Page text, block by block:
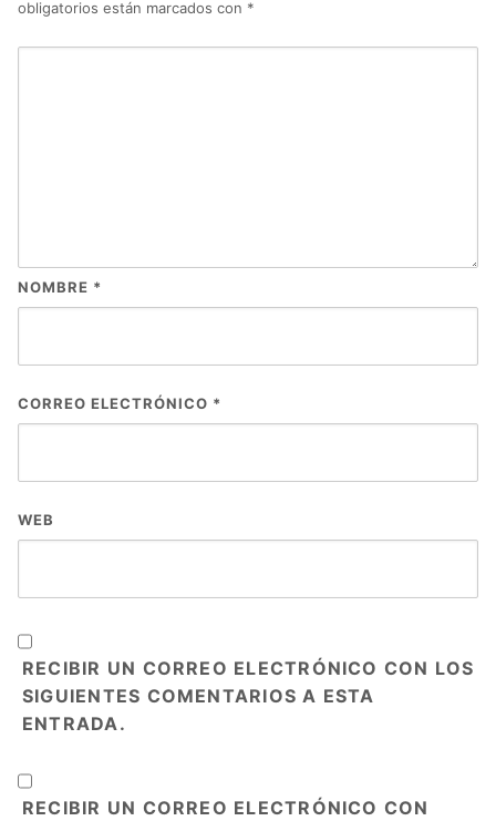
obligatorios están marcados con *
NOMBRE *
CORREO ELECTRÓNICO *
WEB
RECIBIR UN CORREO ELECTRÓNICO CON LOS
SIGUIENTES COMENTARIOS A ESTA
ENTRADA.
RECIBIR UN CORREO ELECTRÓNICO CON